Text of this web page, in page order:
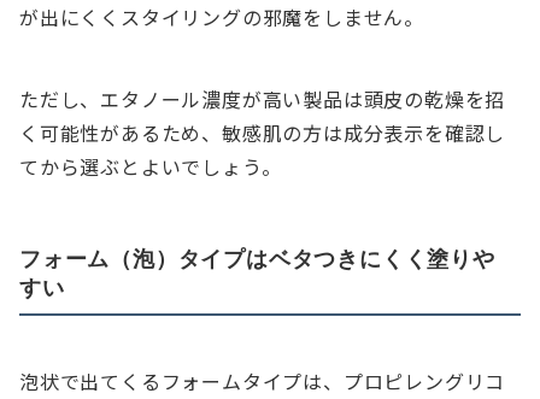
が出にくくスタイリングの邪魔をしません。
ただし、エタノール濃度が高い製品は頭皮の乾燥を招
く可能性があるため、敏感肌の方は成分表示を確認し
てから選ぶとよいでしょう。
フォーム（泡）タイプはベタつきにくく塗りや
すい
泡状で出てくるフォームタイプは、プロピレングリコ